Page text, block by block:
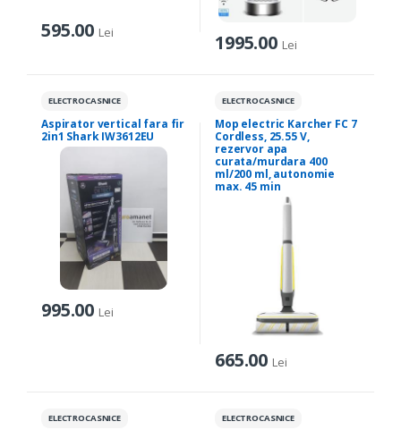
595.00 Lei 1995.00 Lei
ELECTROCASNICE
Aspirator vertical fara fir
2in1 Shark IW3612EU
995.00 Lei
ELECTROCASNICE
Mop electric Karcher FC 7
Cordless, 25.55 V,
rezervor apa
curata/murdara 400
ml/200 ml, autonomie
max. 45 min
665.00 Lei
ELECTROCASNICE ELECTROCASNICE